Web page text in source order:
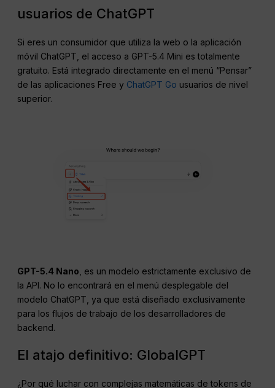
usuarios de ChatGPT
Si eres un consumidor que utiliza la web o la aplicación
móvil ChatGPT, el acceso a GPT-5.4 Mini es totalmente
gratuito. Está integrado directamente en el menú “Pensar”
de las aplicaciones Free y ChatGPT Go usuarios de nivel
superior.
GPT-5.4 Nano , es un modelo estrictamente exclusivo de
la API. No lo encontrará en el menú desplegable del
modelo ChatGPT, ya que está diseñado exclusivamente
para los flujos de trabajo de los desarrolladores de
backend.
El atajo definitivo: GlobalGPT
¿Por qué luchar con complejas matemáticas de tokens de